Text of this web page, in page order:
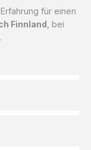
für einen
Finnland , bei